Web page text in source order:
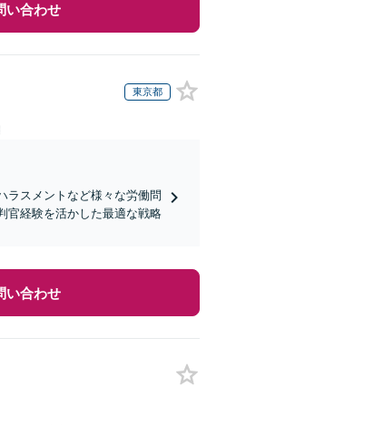
い合わせ
東京都
ラスメントなど様々な労働問
官経験を活かした最適な戦略
い合わせ